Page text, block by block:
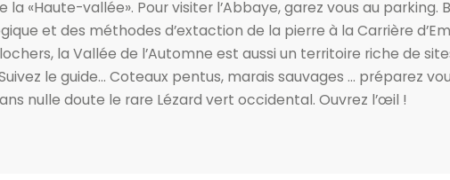
la «Haute-vallée». Pour visiter l’Abbaye, garez vous au parking.
et des méthodes d’extaction de la pierre à la Carrière
la Vallée de l’Automne est aussi un territoire riche de
le guide… Coteaux pentus, marais sauvages … préparez
nulle doute le rare Lézard vert occidental. Ouvrez l’œil !